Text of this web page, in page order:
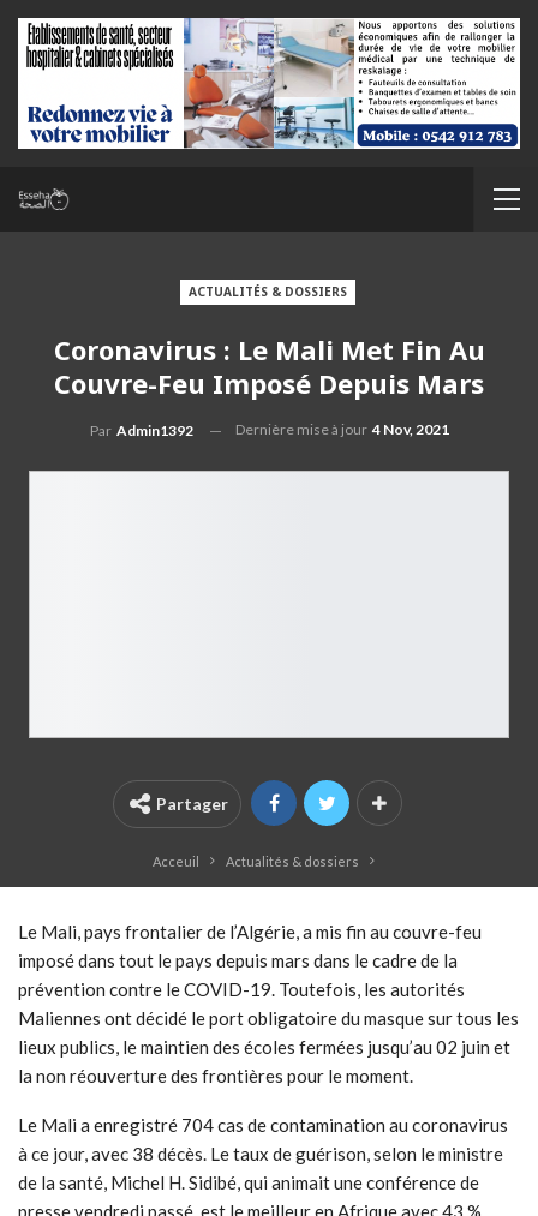
ACTUALITÉS & DOSSIERS
Coronavirus : Le Mali Met Fin Au
Couvre-Feu Imposé Depuis Mars
Par Admin1392 Dernière mise à jour 4 Nov, 2021
Partager
Acceuil Actualités & dossiers
Le Mali, pays frontalier de l’Algérie, a mis fin au couvre-feu
imposé dans tout le pays depuis mars dans le cadre de la
prévention contre le COVID-19. Toutefois, les autorités
Maliennes ont décidé le port obligatoire du masque sur tous les
lieux publics, le maintien des écoles fermées jusqu’au 02 juin et
la non réouverture des frontières pour le moment.
Le Mali a enregistré 704 cas de contamination au coronavirus
à ce jour, avec 38 décès. Le taux de guérison, selon le ministre
de la santé, Michel H. Sidibé, qui animait une conférence de
presse vendredi passé, est le meilleur en Afrique avec 43 %